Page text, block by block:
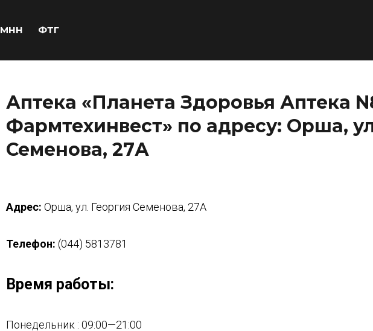
МНН ФТГ
Аптека «Планета Здоровья Аптека
Фармтехинвест» по адресу: Орша,
Семенова, 27А
Адрес: Орша, ул. Георгия Семенова, 27А
Телефон: (044) 5813781
Время работы:
Понедельник : 09:00—21:00